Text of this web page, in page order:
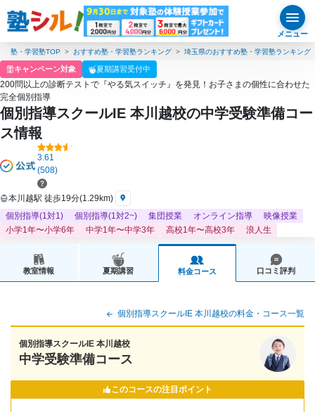
メニュー
塾・学習塾TOP おすすめ塾・学習塾ランキング 埼玉県のおすすめ塾・学習塾ランキング
キャンペーン対象 夏期講習受付中
200問以上の診断テストで『やる気スイッチ』を発見！お子さまの個性に合わせた
完全個別指導
個別指導スクールIE 本川越校の中学受験準備コー
ス情報
3.61
(508)
本川越駅 徒歩19分(1.29km)
個別指導(1対1)
個別指導(1対2~) 集団授業 オンライン指導
映像授業
小学1年〜小学6年
中学1年〜中学3年 高校1年〜高校3年 浪人生
教室情報 夏期講習 料金コース 口コミ評判
個別指導スクールIE 本川越校の料金・コース一覧
個別指導スクールIE 本川越校
中学受験準備コース
このコースの注目ポイント